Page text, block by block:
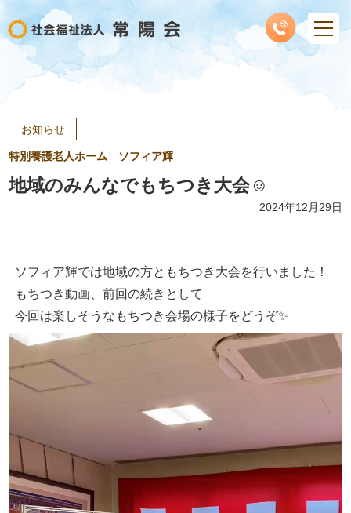
お知らせ
特別養護老人ホーム ソフィア輝
地域のみんなでもちつき大会☺️
2024年12月29日
ソフィア輝では地域の方ともちつき大会を行いました！
もちつき動画、前回の続きとして
今回は楽しそうなもちつき会場の様子をどうぞ✨